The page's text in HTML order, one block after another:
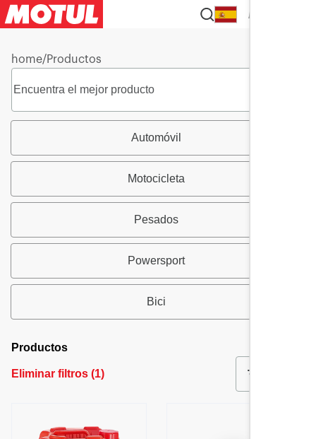
ES
home/Productos
Automóvil
Motocicleta
Pesados
Powersport
Bici
Productos
Eliminar filtros (1)